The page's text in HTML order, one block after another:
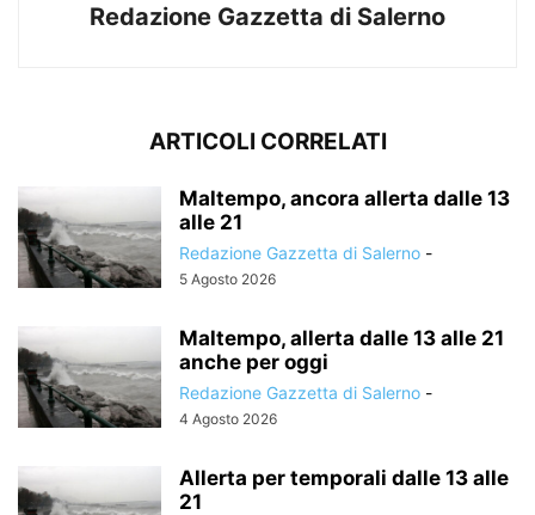
Redazione Gazzetta di Salerno
ARTICOLI CORRELATI
Maltempo, ancora allerta dalle 13
alle 21
Redazione Gazzetta di Salerno -
5 Agosto 2026
Maltempo, allerta dalle 13 alle 21
anche per oggi
Redazione Gazzetta di Salerno -
4 Agosto 2026
Allerta per temporali dalle 13 alle
21